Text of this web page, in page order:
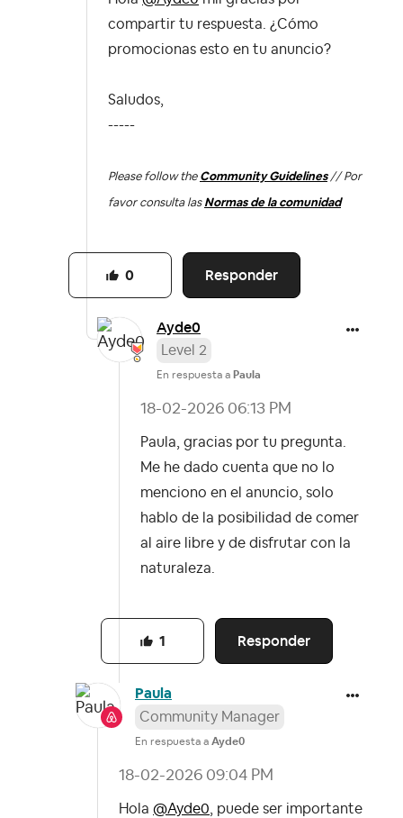
compartir tu respuesta. ¿Cómo
promocionas esto en tu anuncio?
Saludos,
-----
Please follow the Community Guidelines// Por
favor consulta las Normas de la comunidad
Responder
0
Ayde0
Level 2
En respuesta a Paula
‎18-02-2026 06:13 PM
Paula, gracias por tu pregunta.
Me he dado cuenta que no lo
menciono en el anuncio, solo
hablo de la posibilidad de comer
al aire libre y de disfrutar con la
naturaleza.
Responder
1
Paula
Community Manager
En respuesta a Ayde0
‎18-02-2026 09:04 PM
Hola @Ayde0, puede ser importante